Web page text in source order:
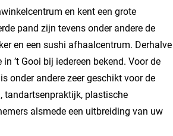
en kent een grote
pand zijn tevens onder andere de
en een sushi afhaalcentrum. Derhalve
’t Gooi bij iedereen bekend. Voor de
onder andere zeer geschikt voor de
tandartsenpraktijk, plastische
alsmede een uitbreiding van uw